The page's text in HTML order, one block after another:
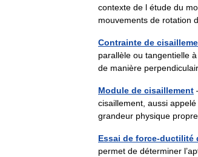
contexte de l étude du
mouvements de
Contrainte de
parallèle ou tangentielle
de manière
Module de cisaillement
cisaillement, aussi
grandeur physique
Essai de force-ductilité
permet de déterminer